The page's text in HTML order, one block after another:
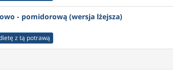
- pomidorową (wersja lżejsza)
z tą potrawą